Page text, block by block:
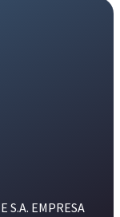
S.A. EMPRESA